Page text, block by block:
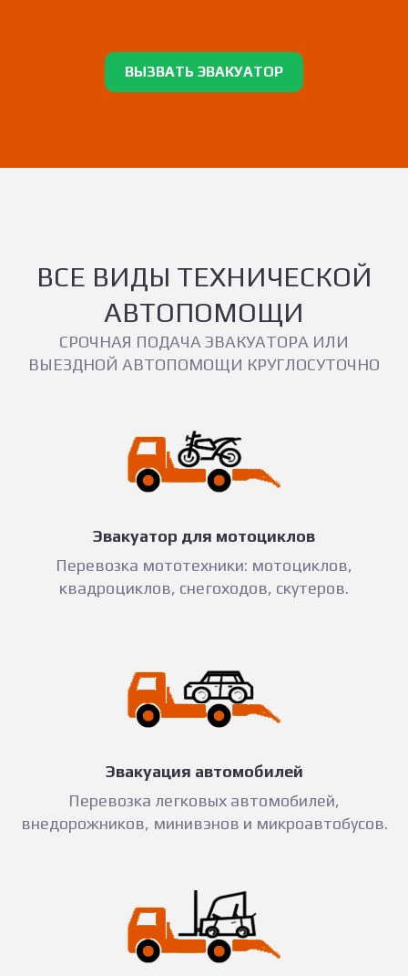
ВЫЗВАТЬ ЭВАКУАТОР
ВСЕ ВИДЫ ТЕХНИЧЕСКОЙ
АВТОПОМОЩИ
СРОЧНАЯ ПОДАЧА ЭВАКУАТОРА ИЛИ
ВЫЕЗДНОЙ АВТОПОМОЩИ КРУГЛОСУТОЧНО
Эвакуатор для мотоциклов
Перевозка мототехники: мотоциклов,
квадроциклов, снегоходов, скутеров.
Эвакуация автомобилей
Перевозка легковых автомобилей,
внедорожников, минивэнов и микроавтобусов.